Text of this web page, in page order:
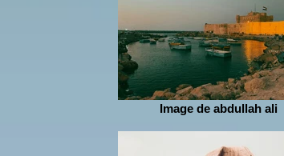
Image de abdullah ali